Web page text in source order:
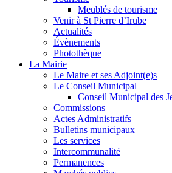
Meublés de tourisme
Venir à St Pierre d’Irube
Actualités
Évènements
Photothèque
La Mairie
Le Maire et ses Adjoint(e)s
Le Conseil Municipal
Conseil Municipal des
Commissions
Actes Administratifs
Bulletins municipaux
Les services
Intercommunalité
Permanences